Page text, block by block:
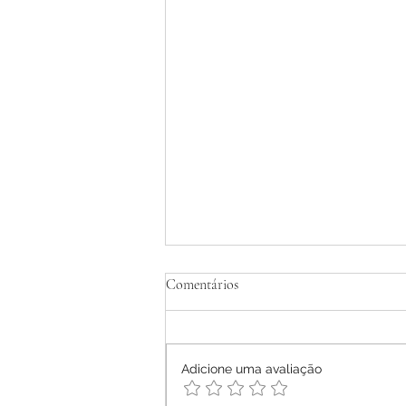
Tratamento Homeopático de
Relato de Caso
Comentários
Adicione uma avaliação